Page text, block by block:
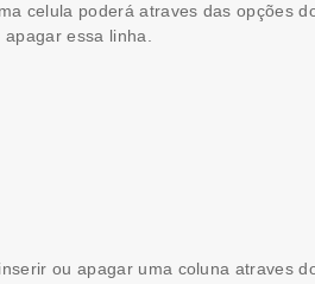
celula poderá atraves das opções
essa linha.
ou apagar uma coluna atraves